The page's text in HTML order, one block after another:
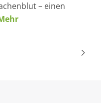
– einen